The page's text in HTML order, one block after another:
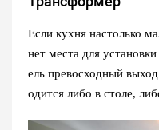
Если кухня настолько
нет места для
ель превосходный
одится либо в столе,